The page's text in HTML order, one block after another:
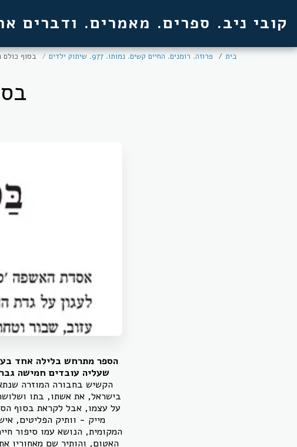
קובי ניב. ספרים. מאמרים. ודברים
בית פרוזה. רומנים. החיים קשים. נמותו. 977. שיתוק ילדים בסוף כולם
הספר מתרחש בלילה אחד
שעליה עובדים חמישה
הקשיש בחבורה המוזרה
בישראל, את אשתו, בתו
על עצמו, אבל לקראת בסוף
מייק - וותיק הפליטים,
המקומית, הנושא עמו סיפור